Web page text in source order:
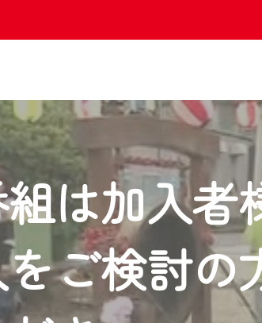
は加入者
ご検討の
ス『CCNet Web TV』は2024年9月24日
より、お住まいの地域の動画コンテ
Ｃブラウザから、いつでも・どこで
エリア20市町の地域情報番組をご視